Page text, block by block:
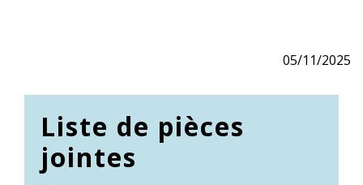
05/11/2025
Liste de pièces
jointes